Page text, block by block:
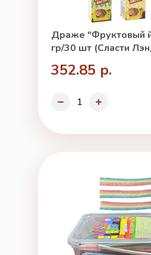
Драже "Фруктовый
гр/30 шт (Сласти
352.85 р.